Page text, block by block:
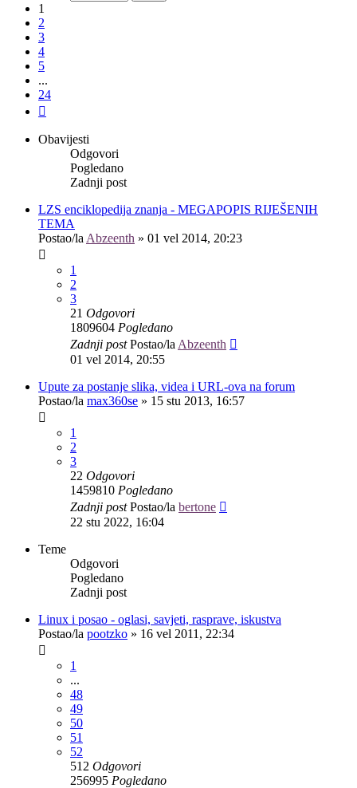
1
2
3
4
5
...
24
Obavijesti
Odgovori
Pogledano
Zadnji post
LZS enciklopedija znanja - MEGAPOPIS RIJEŠENIH
TEMA
Postao/la Abzeenth » 01 vel 2014, 20:23
1
2
3
21 Odgovori
1809604 Pogledano
Zadnji postPostao/la Abzeenth
01 vel 2014, 20:55
Upute za postanje slika, videa i URL-ova na forum
Postao/la max360se » 15 stu 2013, 16:57
1
2
3
22 Odgovori
1459810 Pogledano
Zadnji postPostao/la bertone
22 stu 2022, 16:04
Teme
Odgovori
Pogledano
Zadnji post
Linux i posao - oglasi, savjeti, rasprave, iskustva
Postao/la pootzko » 16 vel 2011, 22:34
1
...
48
49
50
51
52
512 Odgovori
256995 Pogledano